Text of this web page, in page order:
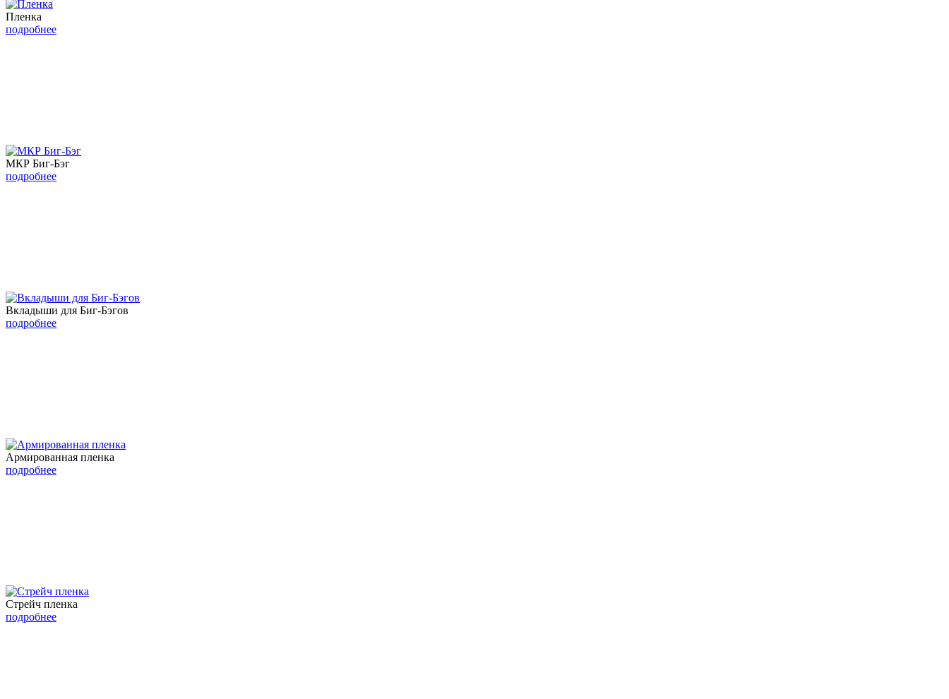
Пленка
подробнее
МКР Биг-Бэг
подробнее
Вкладыши для Биг-Бэгов
подробнее
Армированная пленка
подробнее
Cтрейч пленка
подробнее